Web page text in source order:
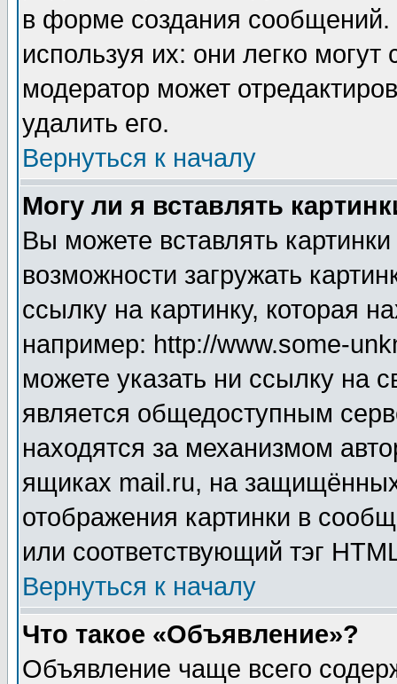
в форме создания сообщений.
используя их: они легко
модератор может
удалить его.
Вернуться к началу
Могу ли я вставлять
Вы можете вставлять
возможности загружать
ссылку на картинку, которая
например: http://www.some-
можете указать ни ссылку на
является общедоступным
находятся за механизмом
ящиках mail.ru, на
отображения картинки в
или соответствующий тэг
Вернуться к началу
Что такое «Объявление»?
Объявление чаще всего